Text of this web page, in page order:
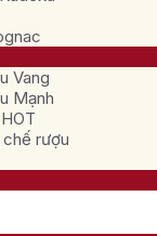
Vang
Mạnh
rượu